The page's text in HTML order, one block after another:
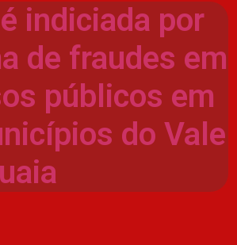
indiciada por
de fraudes em
públicos em
do Vale